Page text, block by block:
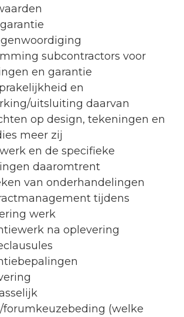
subcontractors voor
en garantie
en
uitsluiting daarvan
op design, tekeningen en
meer zij
en de specifieke
daaromtrent
van onderhandelingen
tijdens
werk
na oplevering
forumkeuzebeding (welke